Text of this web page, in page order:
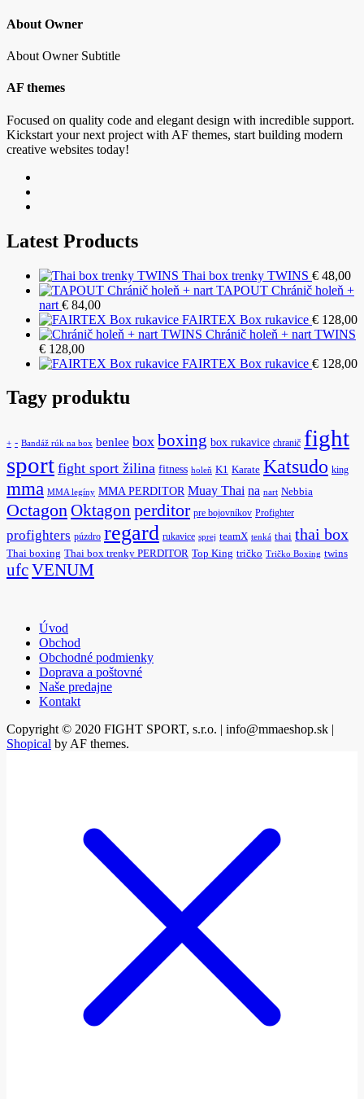
About Owner
About Owner Subtitle
AF themes
Focused on quality code and elegant design with incredible support.
Kickstart your next project with AF themes, start building modern
creative websites today!
Latest Products
Thai box trenky TWINS € 48,00
TAPOUT Chránič holeň +
nart € 84,00
FAIRTEX Box rukavice € 128,00
Chránič holeň + nart TWINS
€ 128,00
FAIRTEX Box rukavice € 128,00
Tagy produktu
+ - Bandáž rúk na box benlee box boxing box rukavice chranič fight
sport fight sport žilina fitness holeň K1 Karate Katsudo king
mma MMA legíny MMA PERDITOR Muay Thai na nart Nebbia
OctagonOktagon perditor pre bojovníkov Profighter
profighters púzdro regard rukavice sprej teamX tenká thai thai box
Thai boxing Thai box trenky PERDITOR Top King tričko Tričko Boxing twins
ufcVENUM
Úvod
Obchod
Obchodné podmienky
Doprava a poštovné
Naše predajne
Kontakt
Copyright © 2020 FIGHT SPORT, s.r.o. | info@mmaeshop.sk |
Shopical by AF themes.